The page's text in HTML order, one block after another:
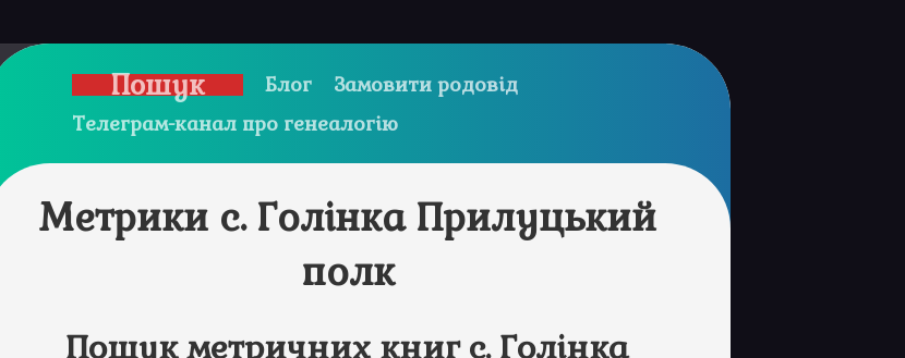
Пошук Блог
Замовити родовід
Телеграм-канал про генеалогію
Метрики с. Голінка Прилуцький
полк
Пошук метричних книг с. Голінка